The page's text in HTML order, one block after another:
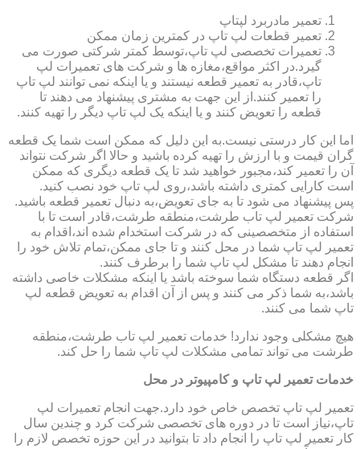
تعمیر مادربرد لپتاپ
تعمیر قطعات لپ تاپ در کمترین زمان ممکن
تعمیرات تخصصی لپ تاپ،توسط کمتر شرکتی صورت می
گیرد.در اکثر مواقع،مغازه ها و شرکت های تعمیرات لپ
تاپ،قادر به تعمیر قطعه نیستند و یا اینکه نمی توانند لپ تاپ
را تعمیر کنند.از این جهت به مشتری پیشنهاد می دهند تا
قطعه را تعویض کنند و یا اینکه یک لپ تاپ دیگر را تهیه کنند.
اما این کار درستی نیست.به این دلیل که ممکن است شما یک قطعه
گران قیمت و با ارزش را تهیه کرده باشید و حالا اگر شرکت نتواند
آن را تعمیر کند،مجبور خواهید شد تا یک قطعه دیگری که ممکن
است کارایی کمتری داشته باشد،روی لپ تاپ خود نصب کنید.
پس پیشنهاد می شود تا به جای تعویض،به دنبال تعمیر قطعه باشید.
شرکت تعمیر لپ تاب طرشت،منطقه طرشت،قادر است تا با
استفاده از متخصصینی که در شرکت استخدام شده اند،اقدام به
تعمیر لپ تاپ شما در محل کنند و تا جای ممکن،تمام تلاش خود را
انجام دهند تا مشکل لپ تاپ شما را برطرف کنند.
اگر قطعه دستگاه شما سوخته باشد یا اینکه مشکلات خاصی داشته
باشد،به شما ذکر می کنند و پس از آن اقدام به تعویض قطعه لپ
تاپ شما می کنند.
هیچ مشکلی وجود ندارد! خدمات تعمیر لپ تاب طرشت،منطقه
طرشت می تواند تمامی مشکلات لپ تاپ شما را حل کند.
خدمات تعمیر لپ تاپ و کامپیوتر در محل
تعمیر لپ تاپ تخصص خاص خود دارد.جهت انجام تعمیرات لپ
تاپ،نیاز است تا در دوره های تخصصی شرکت کرد و چندین سال
کار تعمیر لپ تاپ را انجام داد تا بتوانید در این حوزه تخصص لازم را